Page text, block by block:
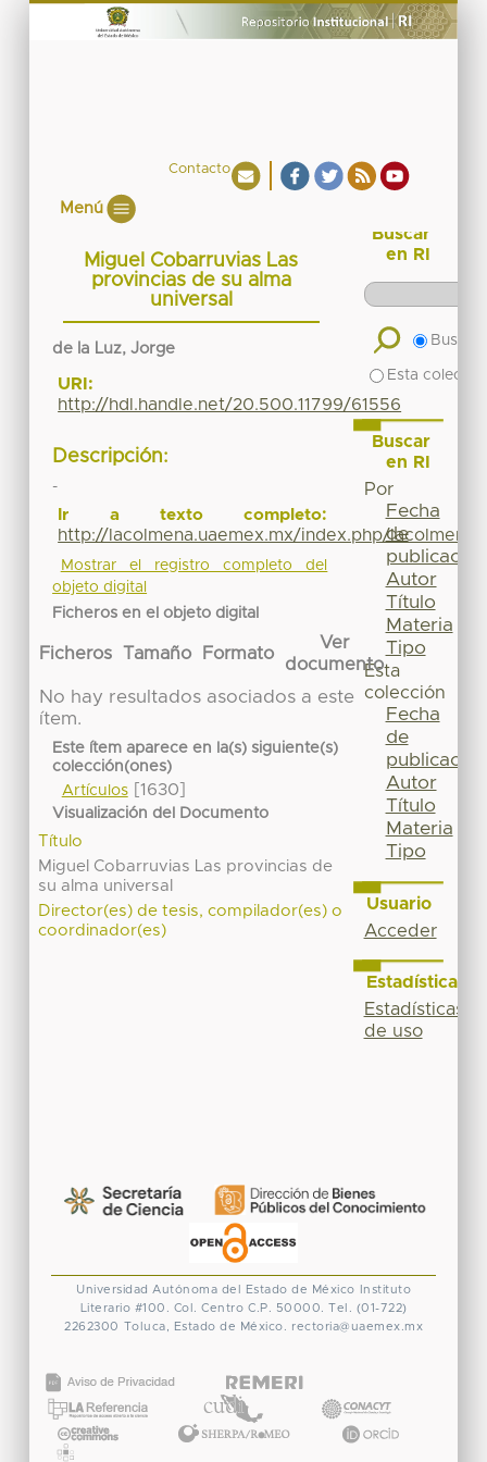
Contacto
Menú
Miguel Cobarruvias Las
provincias de su alma
universal
de la Luz, Jorge
URI:
http://hdl.handle.net/20.500.11799/61556
Descripción:
-
Ir a texto completo:
http://lacolmena.uaemex.mx/index.php/
Mostrar el registro completo del
objeto digital
Ficheros en el objeto digital
Ficheros Tamaño Formato
Ver
documento
No hay resultados asociados a este
ítem.
Este ítem aparece en la(s) siguiente(s)
colección(ones)
Artículos[1630]
Visualización del Documento
Título
Miguel Cobarruvias Las provincias de
su alma universal
Director(es) de tesis, compilador(es) o
coordinador(es)
Buscar
en RI
Buscar
Esta
Buscar
en RI
Por
Fecha
de
publicación
Autor
Título
Materia
Tipo
Esta
colección
Fecha
de
publicación
Autor
Título
Materia
Tipo
Usuario
Acceder
Estadísticas
Estadísticas
de uso
Universidad Autónoma del Estado de México
Instituto
Literario #100. Col. Centro C.P. 50000. Tel. (01-722)
2262300 Toluca, Estado de México. rectoria@uaemex.mx